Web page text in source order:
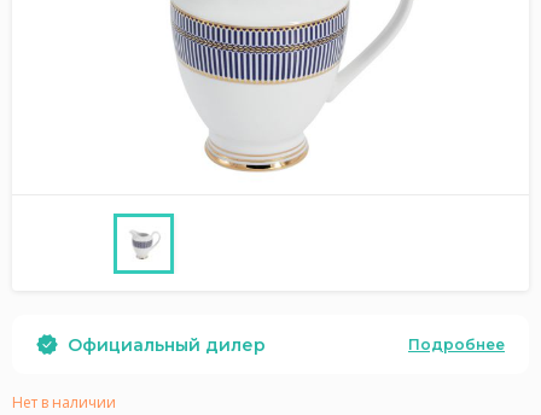
Официальный дилер Подробнее
Нет в наличии